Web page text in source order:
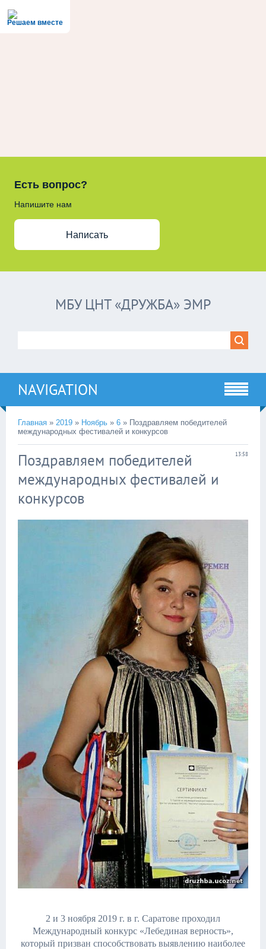
Решаем вместе
Есть вопрос?
Напишите нам
Написать
МБУ ЦНТ «ДРУЖБА» ЭМР
NAVIGATION
Главная » 2019 » Ноябрь » 6 » Поздравляем победителей
международных фестивалей и конкурсов
13:58
Поздравляем победителей
международных фестивалей и
конкурсов
2 и 3 ноября 2019 г. в г. Саратове проходил
Международный конкурс «Лебединая верность»,
который призван способствовать выявлению наиболее